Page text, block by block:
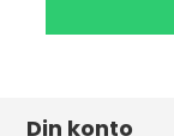
Din konto